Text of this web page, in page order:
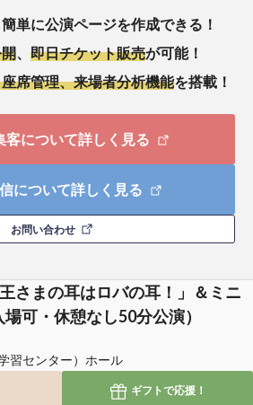
単に公演ページを作成できる！
即日チケット販売が可能！
席管理、来場者分析機能を搭載！
客について詳しく見る
について詳しく見る
お問い合わせ
さまの耳はロバの耳！」＆ミニ
可・休憩なし50分公演）
習センター）ホール
ギフトで応援！